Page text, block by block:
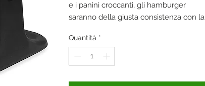
e i panini croccanti, gli hamburger
saranno della giusta consistenza con la
dimensioni ideali contribuiranno a
rendee fantastiche le tuecreazioni al
barbecue
Quantità *